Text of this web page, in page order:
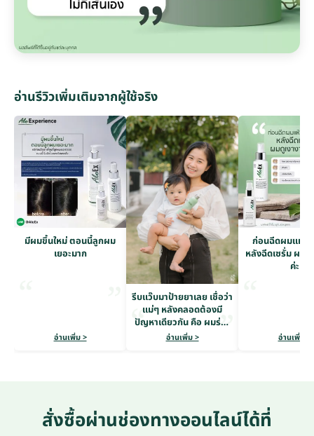
อ่านรีวิวเพิ่มเติมจากผู้ใช้จริง
มีผมขึ้นใหม่ ตอนนี้ลูกผม
เยอะมาก
อ่านเพิ่ม >
รีบแว๊บมาป้ายยาเลย เชื่อว่า
แม่ๆ หลังคลอดต้องมี
ปัญหาเดียวกัน คือ ผมร่วง
หนักมาก
อ่านเพิ่ม >
ก่อนฉีดผมแห้งก
หลังฉีดเซรั่ม ผมดู
ค่ะ
อ่านเพิ่ม >
สั่งซื้อผ่านช่องทางออนไลน์ได้ที่